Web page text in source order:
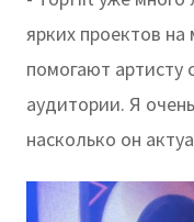
ярких проектов
помогают артисту
аудитории. Я
насколько он